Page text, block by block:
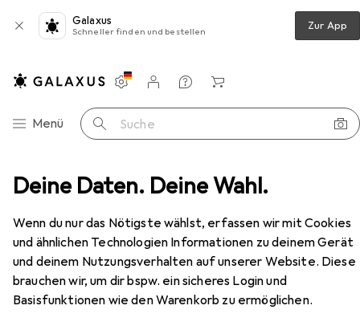
Deine Daten. Deine Wahl.
Wenn du nur das Nötigste wählst, erfassen wir mit Cookies
und ähnlichen Technologien Informationen zu deinem Gerät
und deinem Nutzungsverhalten auf unserer Website. Diese
brauchen wir, um dir bspw. ein sicheres Login und
Basisfunktionen wie den Warenkorb zu ermöglichen.
Galaxus
Schneller finden und bestellen Zur App
Navigation nach Kategorien
Menü Suche
Einstellungen
Kundenkonto
Vergleichslisten
Merklisten
Warenkorb
Wanddekoration Bilderrahmen Nielsen Apollo
EUR
13,85
NielsenApollo
18 x 24 cm